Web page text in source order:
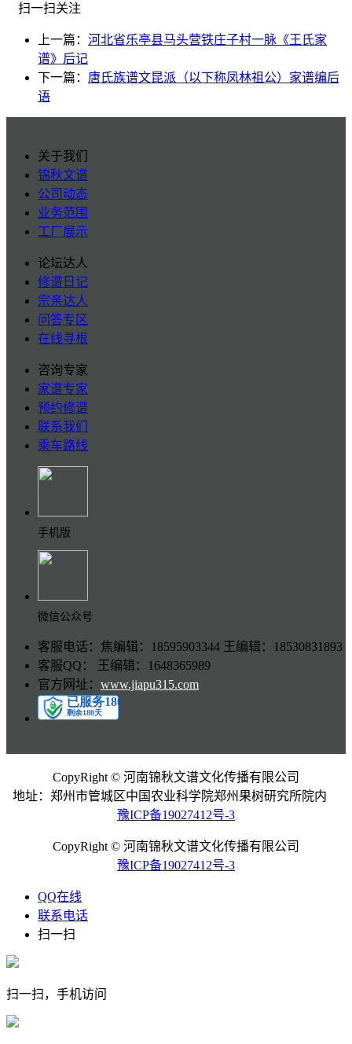
扫一扫关注
上一篇： 河北省乐亭县马头营铁庄子村一脉《王氏家
谱》后记
下一篇： 唐氏族谱文昆派（以下称凤林祖公）家谱编后
语
关于我们
锦秋文谱
公司动态
业务范围
工厂展示
论坛达人
修谱日记
宗亲达人
问答专区
在线寻根
咨询专家
家谱专家
预约修谱
联系我们
乘车路线
手机版
微信公众号
客服电话：焦编辑：18595903344 王编辑：18530831893
客服QQ： 王编辑：1648365989
官方网址： www.jiapu315.com
CopyRight © 河南锦秋文谱文化传播有限公司
地址：郑州市管城区中国农业科学院郑州果树研究所院内
豫ICP备19027412号-3
CopyRight © 河南锦秋文谱文化传播有限公司
豫ICP备19027412号-3
QQ在线
联系电话
扫一扫
扫一扫，手机访问